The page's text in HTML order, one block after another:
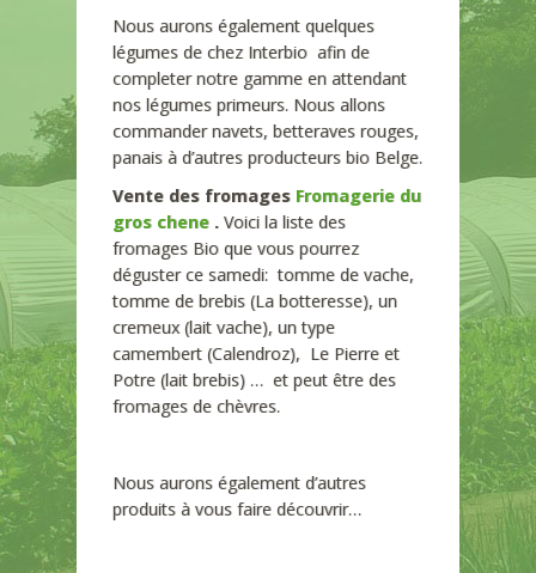
Nous aurons également quelques
légumes de chez Interbio afin de
completer notre gamme en attendant
nos légumes primeurs. Nous allons
commander navets, betteraves rouges,
panais à d’autres producteurs bio Belge.
Vente des fromages Fromagerie du
gros chene . Voici la liste des
fromages Bio que vous pourrez
déguster ce samedi: tomme de vache,
tomme de brebis (La botteresse), un
cremeux (lait vache), un type
camembert (Calendroz), Le Pierre et
Potre (lait brebis) … et peut être des
fromages de chèvres.
Nous aurons également d’autres
produits à vous faire découvrir…